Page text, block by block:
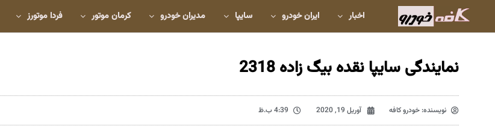
اخبار ایران خودرو سایپا مدیران خودرو کرمان موتور فردا موتورز
نمایندگی سایپا نقده بیگ زاده 2318
نویسنده: خودرو کافه آوریل 19, 2020 4:39 ب.ظ